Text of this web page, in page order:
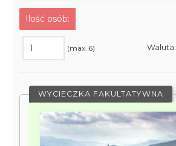
Ilość osób:
(max. 6) Waluta:
WYCIECZKA FAKULTATYWNA